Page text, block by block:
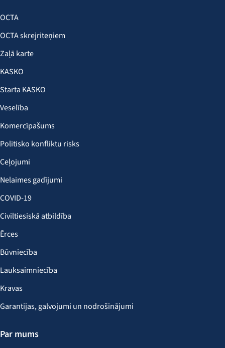
OCTA
OCTA skrejriteņiem
Zaļā karte
KASKO
Starta KASKO
Veselība
Komercīpašums
Politisko konfliktu risks
Ceļojumi
Nelaimes gadījumi
COVID-19
Civiltiesiskā atbildība
Ērces
Būvniecība
Lauksaimniecība
Kravas
Garantijas, galvojumi un nodrošinājumi
Par mums